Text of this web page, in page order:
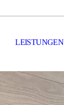
LEISTUNGEN